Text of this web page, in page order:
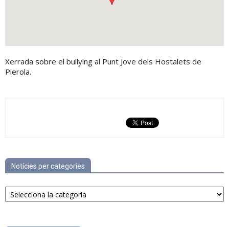
Xerrada sobre el bullying al Punt Jove dels Hostalets de
Pierola.
Notícies per categories
Notícies
per